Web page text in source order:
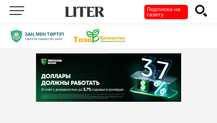
Подписка на
газету